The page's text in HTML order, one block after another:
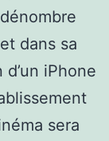
dans sa
iPhone
sera